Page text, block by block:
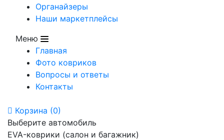
Органайзеры
Наши маркетплейсы
Меню
Главная
Фото ковриков
Вопросы и ответы
Контакты
Корзина (0)
Выберите автомобиль
EVA-коврики (салон и багажник)